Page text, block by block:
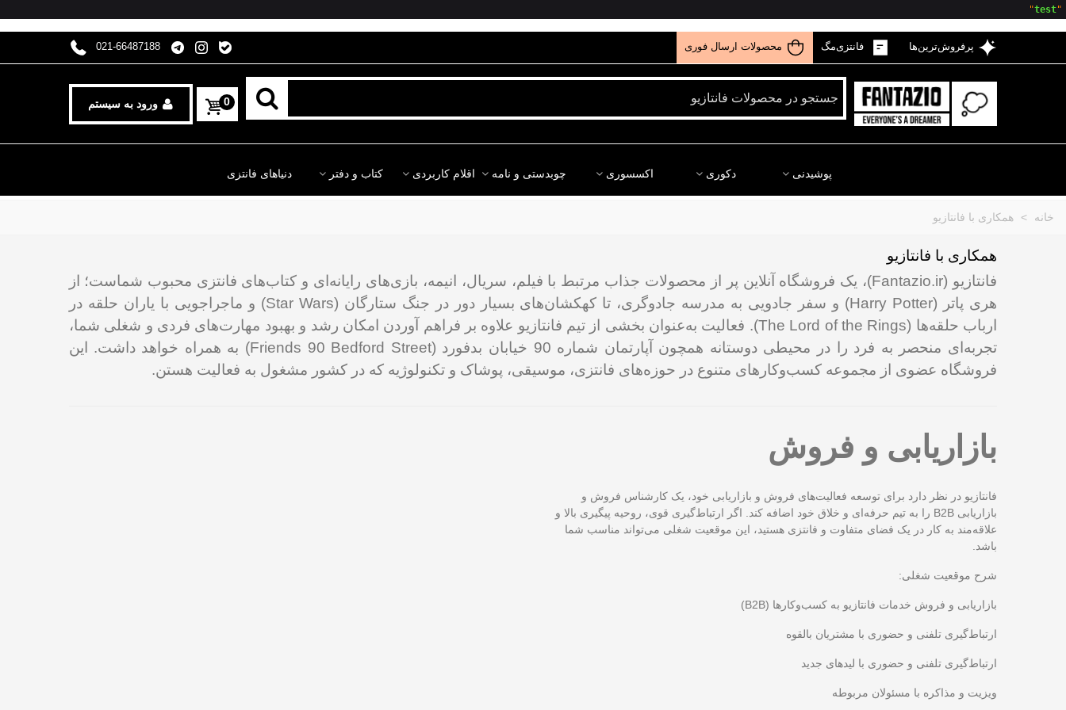
"
test
"
پرفروش‌ترین‌ها فانتزی‌مگ محصولات ارسال فوری 021-66487188
0 ورود به سیستم
پوشیدنی دکوری اکسسوری چوبدستی و نامه اقلام کاربردی کتاب و دفتر دنیاهای فانتزی
خانه > همکاری با فانتازیو
همکاری با فانتازیو
فانتازیو (Fantazio.ir)، یک فروشگاه آنلاین پر از محصولات جذاب مرتبط با فیلم، سریال، انیمه، بازی‌های رایانه‌ای و کتاب‌های فانتزی محبوب شماست؛
از
هری پاتر (Harry Potter) و سفر جادویی به مدرسه جادوگری، تا کهکشان‌های بسیار دور در جنگ ستارگان (Star Wars) و ماجراجویی با یاران حلقه در
ارباب حلقه‌‌ها (The Lord of the Rings). فعالیت به‌عنوان بخشی از تیم فانتازیو علاوه بر فراهم آوردن امکان رشد و بهبود مهارت‌های فردی و شغلی شما،
تجربه‌ای منحصر به فرد را در محیطی دوستانه همچون آپارتمان شماره 90 خیابان بدفورد (Friends 90 Bedford Street) به همراه خواهد داشت.
این
فروشگاه عضوی از مجموعه کسب‌وکارهای متنوع در حوزه‌های فانتزی، موسیقی، پوشاک و تکنولوژیه که در کشور مشغول به فعالیت هستن.
بازاریابی و فروش
فانتازیو در نظر دارد برای توسعه فعالیت‌های فروش و بازاریابی خود، یک کارشناس فروش و
بازاریابی B2B را به تیم حرفه‌ای و خلاق خود اضافه کند. اگر ارتباط‌گیری قوی، روحیه پیگیری بالا و
علاقه‌مند به کار در یک فضای متفاوت و فانتزی هستید، این موقعیت شغلی می‌تواند مناسب شما
باشد.
شرح موقعیت شغلی:
بازاریابی و فروش خدمات فانتازیو به کسب‌وکارها (B2B)
ارتباط‌گیری تلفنی و حضوری با مشتریان بالقوه
ارتباط‌گیری تلفنی و حضوری با لیدهای جدید
ویزیت و مذاکره با مسئولان مربوطه